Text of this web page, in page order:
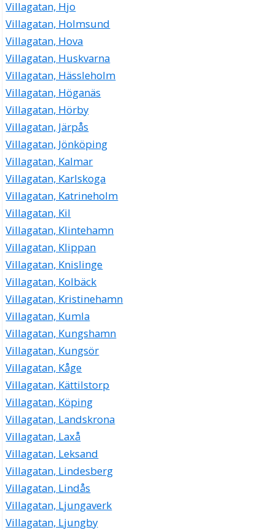
Villagatan, Hjo
Villagatan, Holmsund
Villagatan, Hova
Villagatan, Huskvarna
Villagatan, Hässleholm
Villagatan, Höganäs
Villagatan, Hörby
Villagatan, Järpås
Villagatan, Jönköping
Villagatan, Kalmar
Villagatan, Karlskoga
Villagatan, Katrineholm
Villagatan, Kil
Villagatan, Klintehamn
Villagatan, Klippan
Villagatan, Knislinge
Villagatan, Kolbäck
Villagatan, Kristinehamn
Villagatan, Kumla
Villagatan, Kungshamn
Villagatan, Kungsör
Villagatan, Kåge
Villagatan, Kättilstorp
Villagatan, Köping
Villagatan, Landskrona
Villagatan, Laxå
Villagatan, Leksand
Villagatan, Lindesberg
Villagatan, Lindås
Villagatan, Ljungaverk
Villagatan, Ljungby